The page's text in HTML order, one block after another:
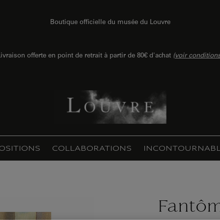
Boutique officielle du musée du Louvre
offerte en point de retrait à partir de 80€ d'achat (voir
COLLABORATIONS